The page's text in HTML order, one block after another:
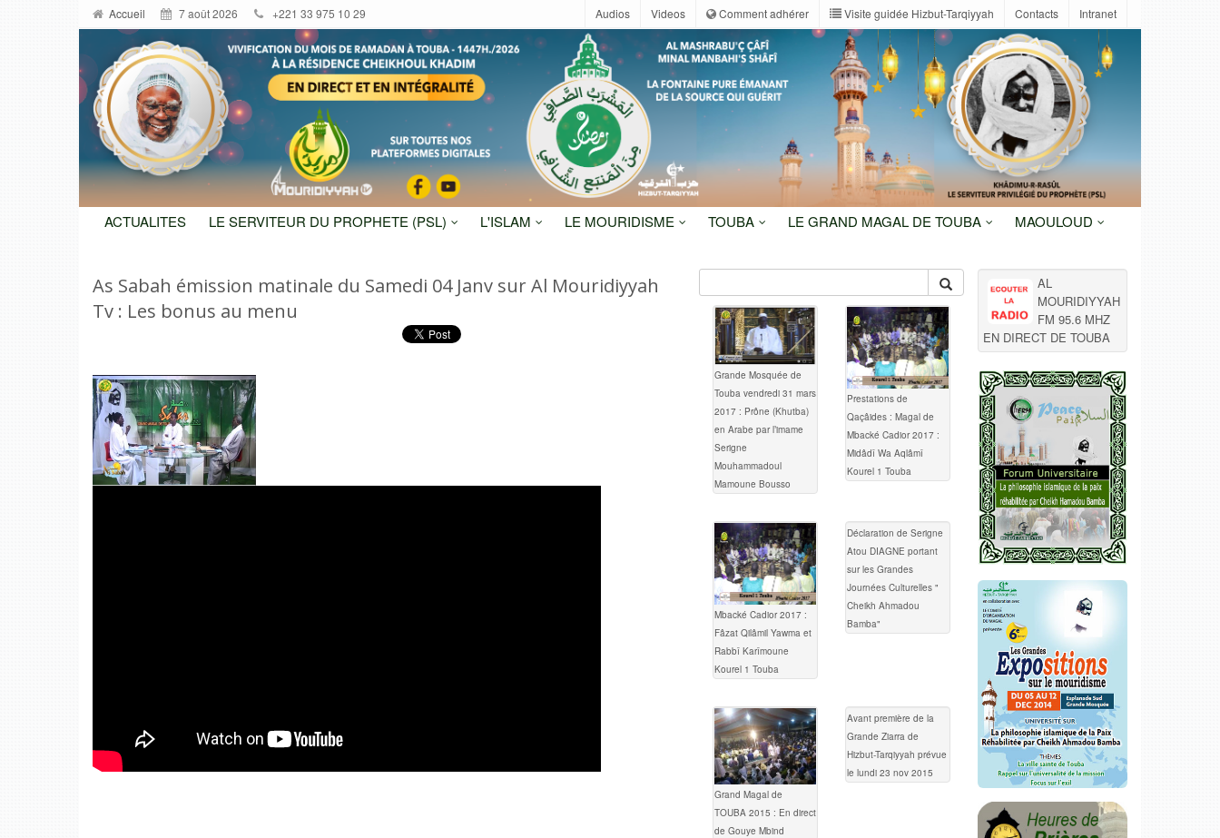
Accueil 7 août 2026 +221 33 975 10 29 Audios Videos Comment adhérer Visite guidée Hizbut-Tarqiyyah Contacts Intranet
ACTUALITES LE SERVITEUR DU PROPHETE (PSL) L'ISLAM LE MOURIDISME TOUBA LE GRAND MAGAL DE TOUBA MAOULOUD
As Sabah émission matinale du Samedi 04 Janv sur Al Mouridiyyah
Tv : Les bonus au menu
Grande Mosquée de
Touba vendredi 31 mars
2017 : Prône (Khutba)
en Arabe par l’imame
Serigne
Mouhammadoul
Mamoune Bousso
Prestations de
Qaçâides : Magal de
Mbacké Cadior 2017 :
Midâdî Wa Aqlâmî
Kourel 1 Touba
Mbacké Cadior 2017 :
Fâzat Qilâmil Yawma et
Rabbî Karîmoune
Kourel 1 Touba
Déclaration de Serigne
Atou DIAGNE portant
sur les Grandes
Journées Culturelles "
Cheikh Ahmadou
Bamba"
Grand Magal de
TOUBA 2015 : En direct
de Gouye Mbind
Avant première de la
Grande Ziarra de
Hizbut-Tarqiyyah prévue
le lundi 23 nov 2015
AL
MOURIDIYYAH
FM 95.6 MHZ
EN DIRECT DE TOUBA